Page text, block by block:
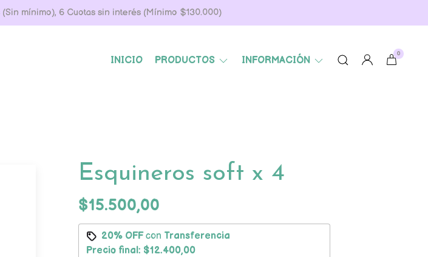
mínimo), 6 Cuotas sin interés (Mínimo $130.000)
INICIO PRODUCTOS INFORMACIÓN
0
Esquineros soft x 4
$15.500,00
20% OFFcon Transferencia
Precio final: $12.400,00